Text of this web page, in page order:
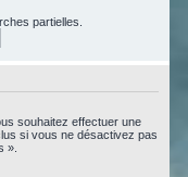
partielles.
souhaitez effectuer une
si vous ne désactivez pas
».